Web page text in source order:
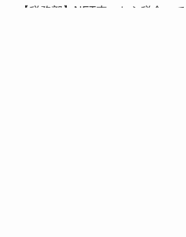
【税務部】NFT売ったら税金っ